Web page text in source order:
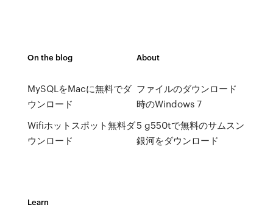
On the blog
MySQLをMacに無料でダ
ウンロード
Wifiホットスポット無料ダ
ウンロード
About
ファイルのダウンロード
時のWindows 7
5 g550tで無料のサムスン
銀河をダウンロード
Learn